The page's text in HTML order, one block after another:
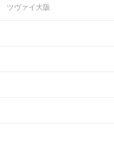
ツヴァイ大阪